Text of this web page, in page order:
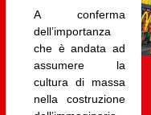
A conferma
dell’importanza
che è andata ad
assumere la
cultura di massa
nella costruzione